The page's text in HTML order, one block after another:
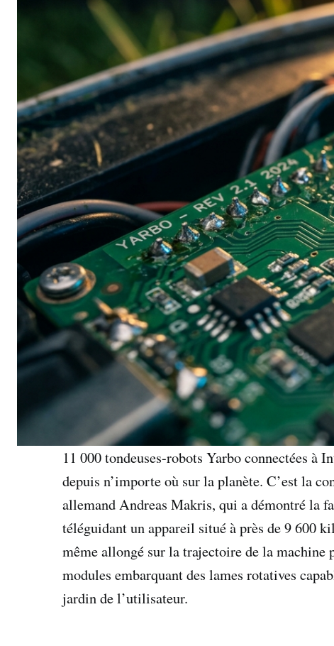
11 000 tondeuses-robots Yarbo connectées à
depuis n’importe où sur la planète. C’est la
allemand Andreas Makris, qui a démontré la
téléguidant un appareil situé à près de 9 600
même allongé sur la trajectoire de la
modules embarquant des lames rotatives
jardin de l’utilisateur.